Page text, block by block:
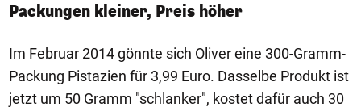
Packungen kleiner, Preis höher
Im Februar 2014 gönnte sich Oliver eine 300-Gramm-
Packung Pistazien für 3,99 Euro. Dasselbe Produkt ist
jetzt um 50 Gramm "schlanker", kostet dafür auch 30